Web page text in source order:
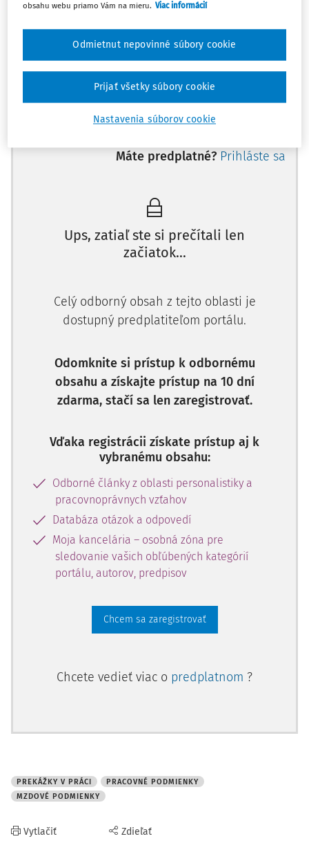
Samozrejme, zamestnávateľ nemá potrebu alebo nechce
strane zamestnávateľa podľa § 142 zákona č. 311/2001 Z. z.
Zákonník práce v z. n. p. (ďalej len „Zákonník práce“), ktoré
ustanovujú pomerne vysoké náhrady miezd zamestnancov
rádovo od 60 % priemerného zárobku zamestnancov pri
Máte predplatné? Prihláste sa
Ups, zatiaľ ste si prečítali len
začiatok...
Celý odborný obsah z tejto oblasti je
dostupný predplatiteľom portálu.
Odomknite si prístup k odbornému
obsahu a získajte prístup na 10 dní
zdarma, stačí sa len zaregistrovať.
Vďaka registrácii získate prístup aj k
vybranému obsahu:
Odborné články z oblasti personalistiky a
pracovnoprávnych vzťahov
Databáza otázok a odpovedí
Moja kancelária – osobná zóna pre
sledovanie vašich obľúbených kategórií
portálu, autorov, predpisov
Chcem sa zaregistrovať
Chcete vedieť viac o predplatnom ?
PREKÁŽKY V PRÁCI
PRACOVNÉ PODMIENKY
MZDOVÉ PODMIENKY
Vytlačiť Zdieľať
obsahu webu priamo Vám na mieru. Viac informácií
Nastavenia súborov cookie
Odmietnut nepovinné súbory cookie
Prijať všetky súbory cookie